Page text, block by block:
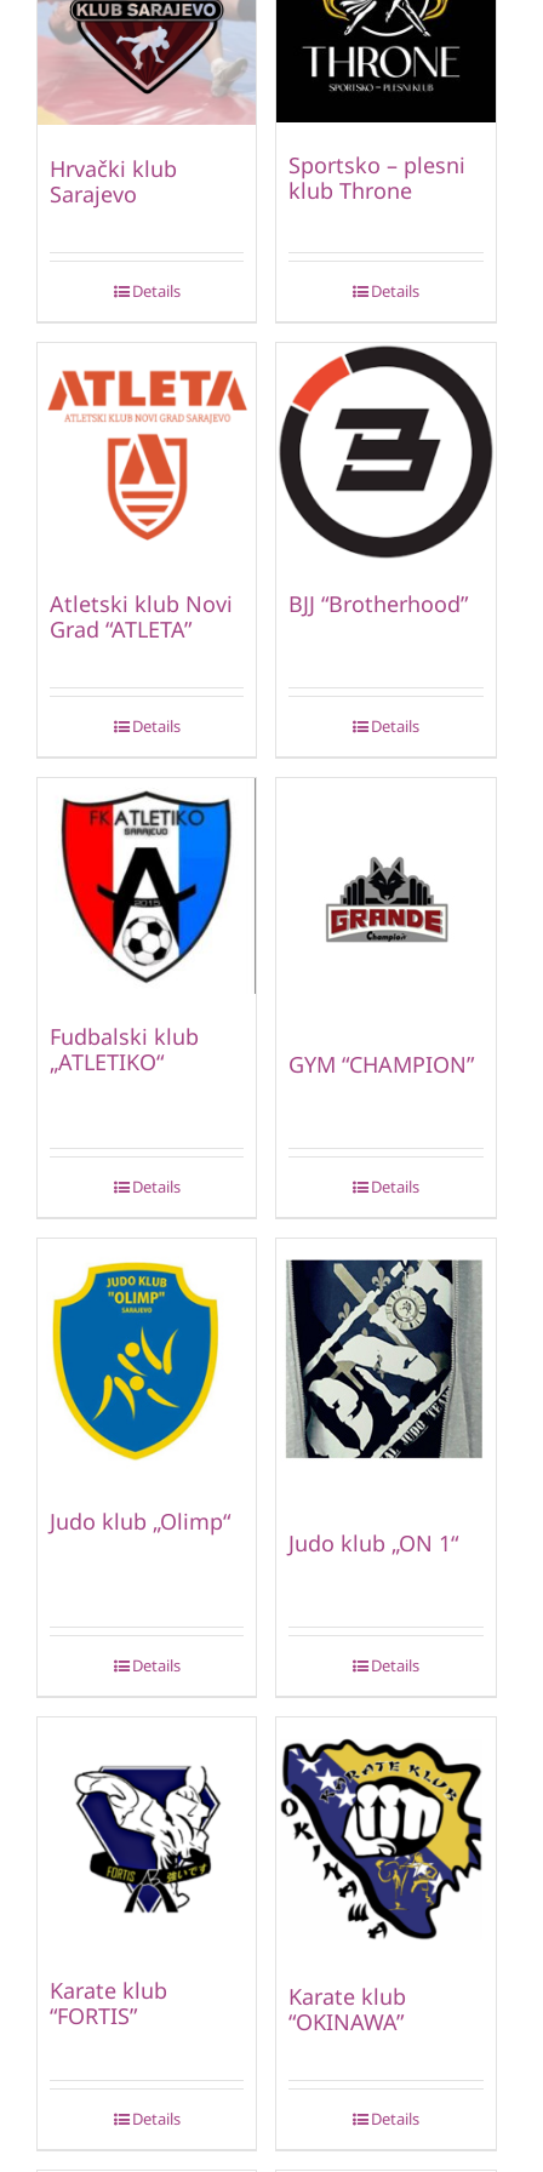
Hrvački klub
Sarajevo
Details
Sportsko – plesni
klub Throne
Details
Atletski klub Novi
Grad “ATLETA”
Details
BJJ “Brotherhood”
Details
Fudbalski klub
„ATLETIKO“
Details
GYM “CHAMPION”
Details
Judo klub „Olimp“
Details
Judo klub „ON 1“
Details
Karate klub
“FORTIS”
Details
Karate klub
“OKINAWA”
Details